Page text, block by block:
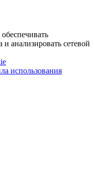
анализировать сетевой
использования